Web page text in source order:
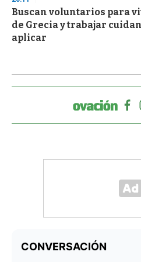
Buscan voluntarios para
de Grecia y trabajar
aplicar